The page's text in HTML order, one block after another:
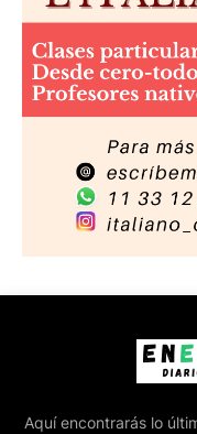
Aquí encontrarás lo